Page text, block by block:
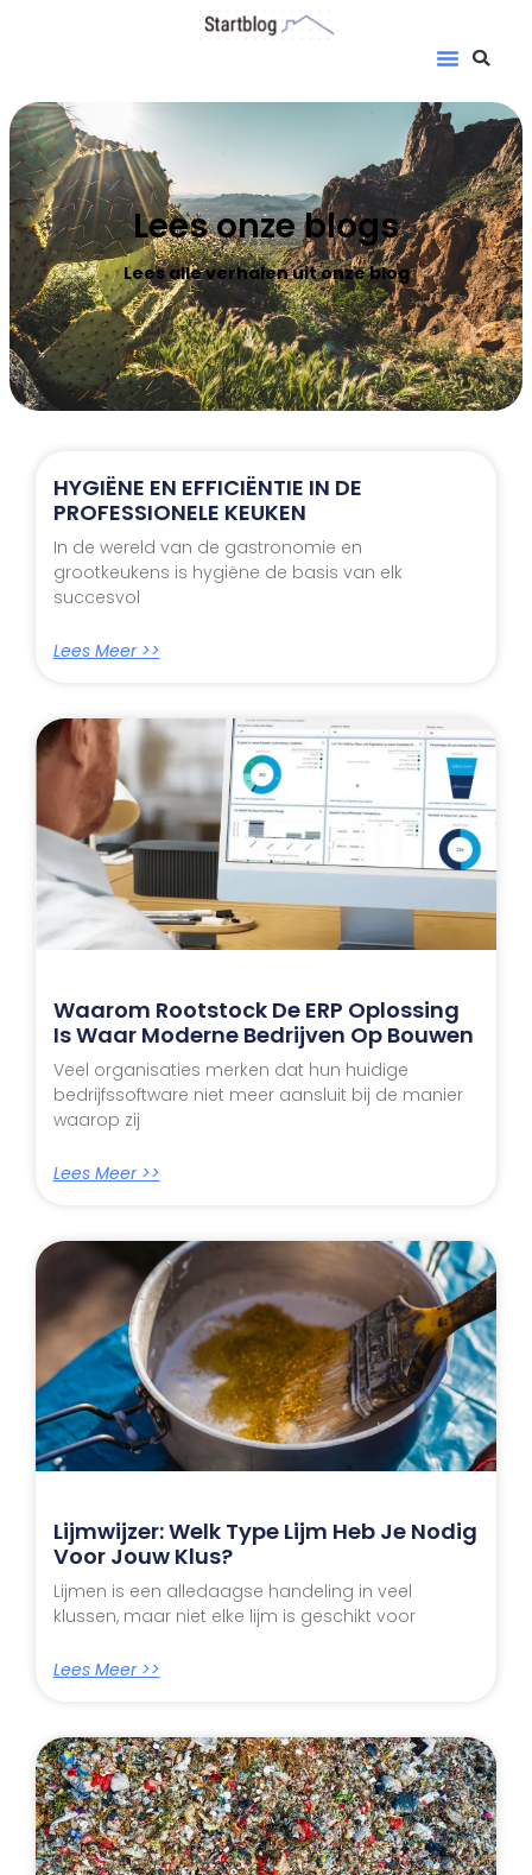
Lees onze blogs
Lees alle verhalen uit onze blog
HYGIËNE EN EFFICIËNTIE IN DE
PROFESSIONELE KEUKEN
In de wereld van de gastronomie en
grootkeukens is hygiëne de basis van elk
succesvol
Lees Meer >>
Waarom Rootstock De ERP Oplossing
Is Waar Moderne Bedrijven Op Bouwen
Veel organisaties merken dat hun huidige
bedrijfssoftware niet meer aansluit bij de manier
waarop zij
Lees Meer >>
Lijmwijzer: Welk Type Lijm Heb Je Nodig
Voor Jouw Klus?
Lijmen is een alledaagse handeling in veel
klussen, maar niet elke lijm is geschikt voor
Lees Meer >>